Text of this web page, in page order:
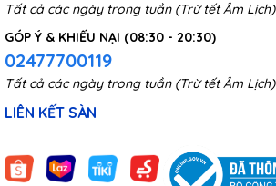
Tất cả các ngày trong tuần (Trừ tết Âm Lịch)
GÓP Ý & KHIẾU NẠI (08:30 - 20:30)
02477700119
Tất cả các ngày trong tuần (Trừ tết Âm Lịch)
LIÊN KẾT SÀN